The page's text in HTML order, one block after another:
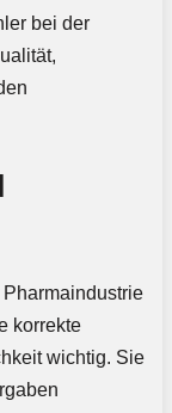
bei der
korrekte
wichtig. Sie